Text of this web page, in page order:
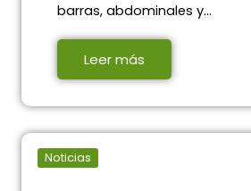
barras, abdominales y…
Leer más
Noticias